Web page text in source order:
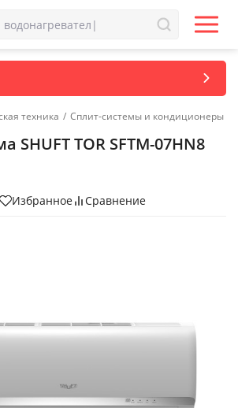
техника / Сплит-системы и кондиционеры
SHUFT TOR SFTM-07HN8
Избранное Сравнение